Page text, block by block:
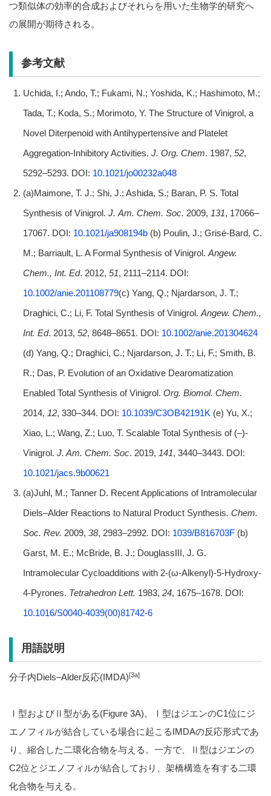
つ類似体の効率的合成およびそれらを用いた生物学的研究へ
の展開が期待される。
参考文献
Uchida, I.; Ando, T.; Fukami, N.; Yoshida, K.; Hashimoto, M.;
Tada, T.; Koda, S.; Morimoto, Y. The Structure of Vinigrol, a
Novel Diterpenoid with Antihypertensive and Platelet
Aggregation-Inhibitory Activities. J. Org. Chem. 1987, 52,
5292–5293. DOI: 10.1021/jo00232a048
(a)Maimone, T. J.; Shi, J.; Ashida, S.; Baran, P. S. Total
Synthesis of Vinigrol. J. Am. Chem. Soc. 2009, 131, 17066–
17067. DOI: 10.1021/ja908194b(b) Poulin, J.; Grisé-Bard, C.
M.; Barriault, L. A Formal Synthesis of Vinigrol. Angew.
Chem., Int. Ed. 2012, 51, 2111–2114. DOI:
10.1002/anie.201108779(c) Yang, Q.; Njardarson, J. T.;
Draghici, C.; Li, F. Total Synthesis of Vinigrol. Angew. Chem.,
Int. Ed. 2013, 52, 8648–8651. DOI: 10.1002/anie.201304624
(d) Yang, Q.; Draghici, C.; Njardarson, J. T.; Li, F.; Smith, B.
R.; Das, P. Evolution of an Oxidative Dearomatization
Enabled Total Synthesis of Vinigrol. Org. Biomol. Chem.
2014, 12, 330–344. DOI: 10.1039/C3OB42191K (e) Yu, X.;
Xiao, L.; Wang, Z.; Luo, T. Scalable Total Synthesis of (–)-
Vinigrol. J. Am. Chem. Soc. 2019, 141, 3440–3443. DOI:
10.1021/jacs.9b00621
(a)Juhl, M.; Tanner D. Recent Applications of Intramolecular
Diels–Alder Reactions to Natural Product Synthesis. Chem.
Soc. Rev. 2009, 38, 2983–2992. DOI: 1039/B816703F(b)
Garst, M. E.; McBride, B. J.; DouglassIII, J. G.
Intramolecular Cycloadditions with 2-(ω-Alkenyl)-5-Hydroxy-
4-Pyrones. Tetrahedron Lett. 1983, 24, 1675–1678. DOI:
10.1016/S0040-4039(00)81742-6
用語説明
分子内Diels–Alder反応(IMDA)[3a]
Ⅰ型およびⅡ型がある(Figure 3A)。Ⅰ型はジエンのC1位にジ
エノフィルが結合している場合に起こるIMDAの反応形式であ
り、縮合した二環化合物を与える。一方で、Ⅱ型はジエンの
C2位とジエノフィルが結合しており、架橋構造を有する二環
化合物を与える。